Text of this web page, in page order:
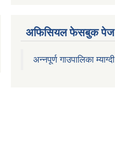
अफिसियल फेसबुक पेज
अन्नपूर्ण गाउपालिका म्याग्दी